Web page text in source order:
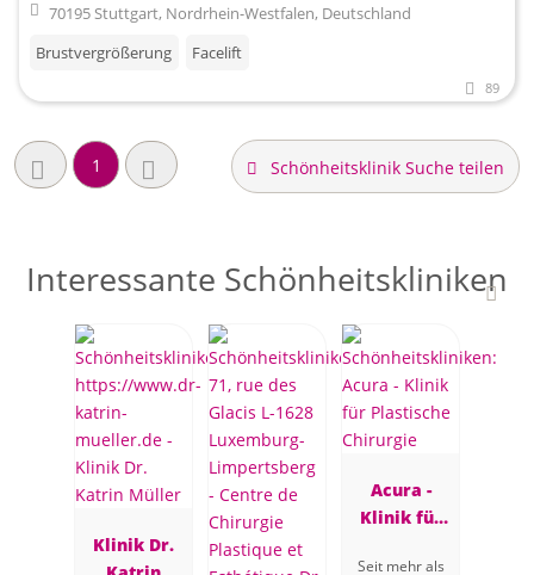
70195 Stuttgart, Nordrhein-Westfalen, Deutschland
Brustvergrößerung
Facelift
89
1 Schönheitsklinik Suche teilen
Interessante Schönheitskliniken
Klinik Dr.
Acura -
Klinik für
Seit mehr als